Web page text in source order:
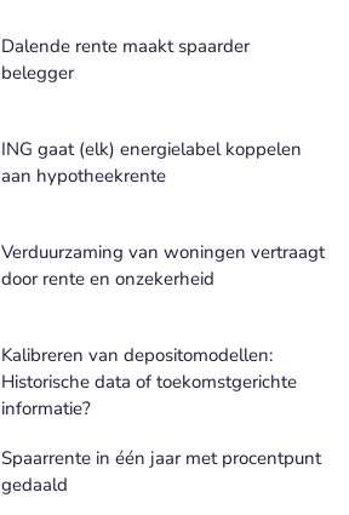
Dalende rente maakt spaarder
belegger
ING gaat (elk) energielabel koppelen
aan hypotheekrente
Verduurzaming van woningen vertraagt
door rente en onzekerheid
Kalibreren van depositomodellen:
Historische data of toekomstgerichte
informatie?
Spaarrente in één jaar met procentpunt
gedaald